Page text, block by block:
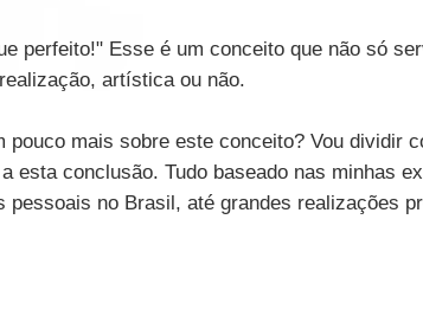
perfeito!" Esse é um conceito que não só
artística ou não.
pouco mais sobre este conceito? Vou dividir
esta conclusão. Tudo baseado nas minhas
pessoais no Brasil, até grandes realizações